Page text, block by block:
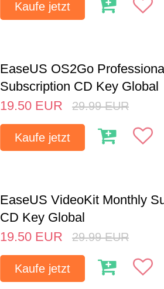
Kaufe jetzt
EaseUS OS2Go
Subscription CD Key Global
19.50 EUR 29.99 EUR
Kaufe jetzt
EaseUS VideoKit Monthly
CD Key Global
19.50 EUR 29.99 EUR
Kaufe jetzt